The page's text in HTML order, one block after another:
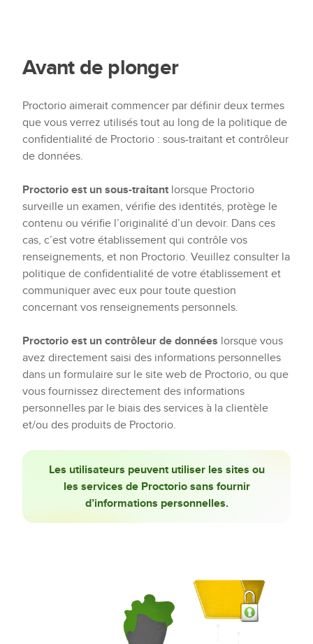
Avant de plonger
Proctorio aimerait commencer par définir deux termes
que vous verrez utilisés tout au long de la politique de
confidentialité de Proctorio : sous-traitant et contrôleur
de données.
Proctorio est un sous-traitant lorsque Proctorio
surveille un examen, vérifie des identités, protège le
contenu ou vérifie l’originalité d’un devoir. Dans ces
cas, c’est votre établissement qui contrôle vos
renseignements, et non Proctorio. Veuillez consulter la
politique de confidentialité de votre établissement et
communiquer avec eux pour toute question
concernant vos renseignements personnels.
Proctorio est un contrôleur de données lorsque vous
avez directement saisi des informations personnelles
dans un formulaire sur le site web de Proctorio, ou que
vous fournissez directement des informations
personnelles par le biais des services à la clientèle
et/ou des produits de Proctorio.
Les utilisateurs peuvent utiliser les sites ou
les services de Proctorio sans fournir
d’informations personnelles.